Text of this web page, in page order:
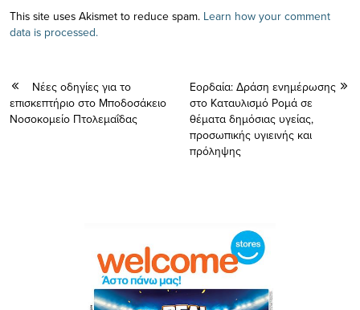
This site uses Akismet to reduce spam. Learn how your comment
data is processed.
Νέες οδηγίες για το
επισκεπτήριο στο Μποδοσάκειο
Νοσοκομείο Πτολεμαΐδας
Εορδαία: Δράση ενημέρωσης
στο Καταυλισμό Ρομά σε
θέματα δημόσιας υγείας,
προσωπικής υγιεινής και
πρόληψης